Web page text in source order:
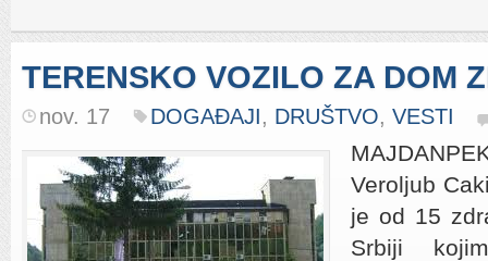
TERENSKO VOZILO ZA DOM
nov. 17 DOGAĐAJI, DRUŠTVO, VESTI
Veroljub
je od 15
Srbiji